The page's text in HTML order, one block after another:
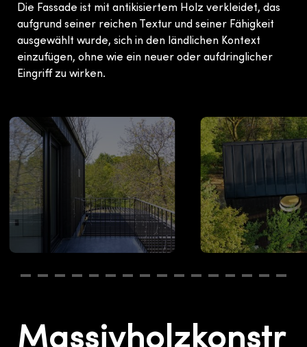
Die Fassade ist mit antikisiertem Holz verkleidet, das
aufgrund seiner reichen Textur und seiner Fähigkeit
ausgewählt wurde, sich in den ländlichen Kontext
einzufügen, ohne wie ein neuer oder aufdringlicher
Eingriff zu wirken.
Massivholzkonstr